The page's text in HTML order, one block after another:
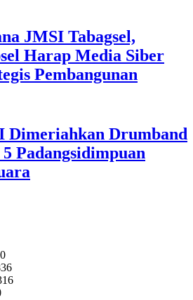
JMSI Tabagsel,
Harap Media Siber
Pembangunan
Dimeriahkan Drumband
Padangsidimpuan